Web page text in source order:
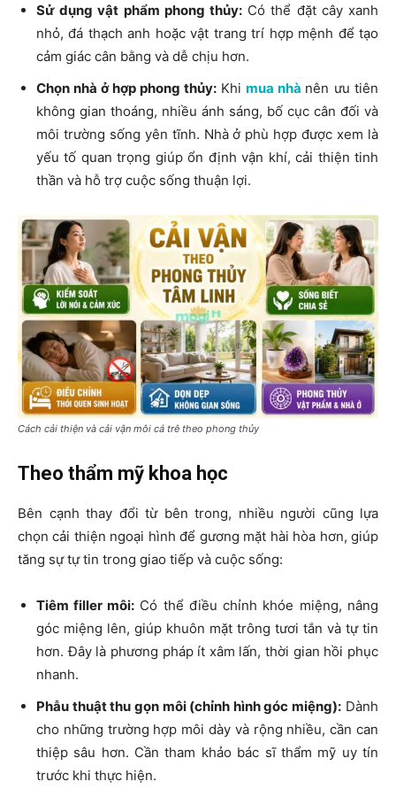
Sử dụng vật phẩm phong thủy: Có thể đặt cây xanh
nhỏ, đá thạch anh hoặc vật trang trí hợp mệnh để tạo
cảm giác cân bằng và dễ chịu hơn.
Chọn nhà ở hợp phong thủy: Khi mua nhà nên ưu tiên
không gian thoáng, nhiều ánh sáng, bố cục cân đối và
môi trường sống yên tĩnh. Nhà ở phù hợp được xem là
yếu tố quan trọng giúp ổn định vận khí, cải thiện tinh
thần và hỗ trợ cuộc sống thuận lợi.
Cách cải thiện và cải vận môi cá trê theo phong thủy
Theo thẩm mỹ khoa học
Bên cạnh thay đổi từ bên trong, nhiều người cũng lựa
chọn cải thiện ngoại hình để gương mặt hài hòa hơn, giúp
tăng sự tự tin trong giao tiếp và cuộc sống:
Tiêm filler môi: Có thể điều chỉnh khóe miệng, nâng
góc miệng lên, giúp khuôn mặt trông tươi tắn và tự tin
hơn. Đây là phương pháp ít xâm lấn, thời gian hồi phục
nhanh.
Phẫu thuật thu gọn môi (chỉnh hình góc miệng): Dành
cho những trường hợp môi dày và rộng nhiều, cần can
thiệp sâu hơn. Cần tham khảo bác sĩ thẩm mỹ uy tín
trước khi thực hiện.